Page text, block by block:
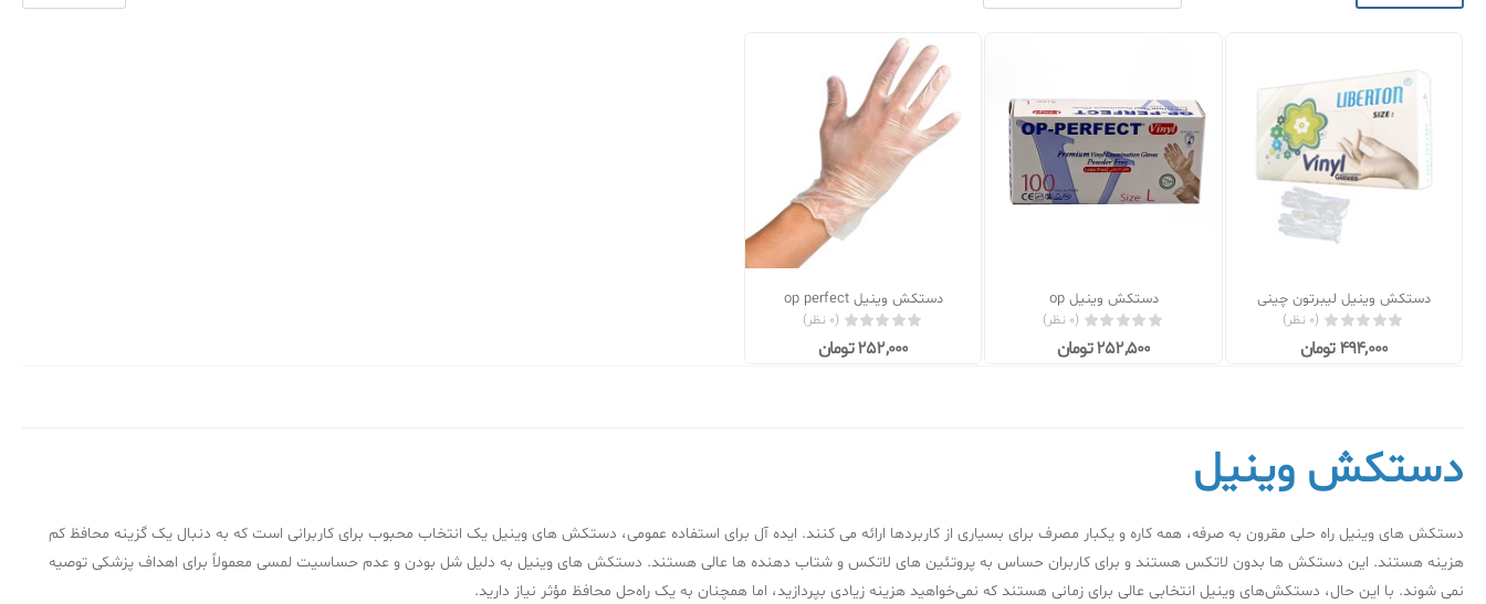
دستکش وینیل لیبرتون چینی
(0 نظر)
494,000 تومان
دستکش وینیل op
(0 نظر)
252,500 تومان
دستکش وینیل op perfect
(0 نظر)
252,000 تومان
دستکش وینیل
دستکش های وینیل راه حلی مقرون به صرفه، همه کاره و یکبار مصرف برای بسیاری از کاربردها ارائه می کنند. ایده آل برای استفاده عمومی، دستکش های وینیل یک انتخاب محبوب برای کاربرانی است که به دنبال یک گزینه محافظ کم
هزینه هستند. این دستکش ها بدون لاتکس هستند و برای کاربران حساس به پروتئین های لاتکس و شتاب دهنده ها عالی هستند. دستکش های وینیل به دلیل شل بودن و عدم حساسیت لمسی معمولاً برای اهداف پزشکی توصیه
نمی شوند. با این حال، دستکش‌های وینیل انتخابی عالی برای زمانی هستند که نمی‌خواهید هزینه زیادی بپردازید، اما همچنان به یک راه‌حل محافظ مؤثر نیاز دارید.